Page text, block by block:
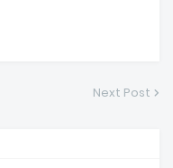
Next Post